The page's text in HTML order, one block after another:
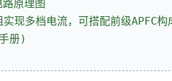
原理图
现多档电流，可搭配前级APFC构
册)